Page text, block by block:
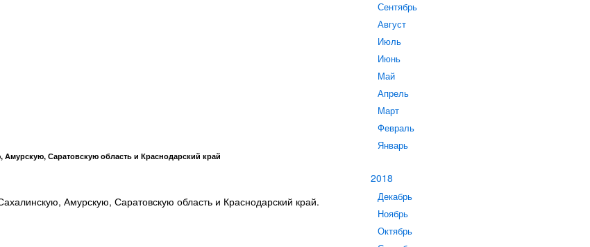
Сентябрь
Август
Июль
Июнь
Май
Апрель
Март
Февраль
Январь
2018
Декабрь
Ноябрь
Октябрь
Саратовскую область и Краснодарский край
Амурскую, Саратовскую область и Краснодарский край.